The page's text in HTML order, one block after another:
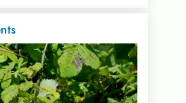
vidéo...